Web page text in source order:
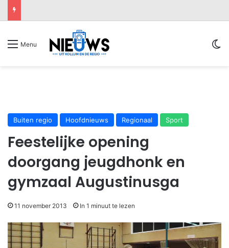
Menu
Buiten regio Hoofdnieuws Regionaal Sport
Feestelijke opening
doorgang jeugdhonk en
gymzaal Augustinusga
11 november 2013 In 1 minuut te lezen